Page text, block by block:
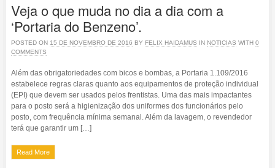
Veja o que muda no dia a dia com a
‘Portaria do Benzeno’.
POSTED ON 15 DE NOVEMBRO DE 2016 BY FELIX HAIDAMUS IN NOTICIAS WITH 0
COMMENTS
Além das obrigatoriedades com bicos e bombas, a Portaria 1.109/2016
estabelece regras claras quanto aos equipamentos de proteção individual
(EPI) que devem ser usados pelos frentistas. Uma das mais impactantes
para o posto será a higienização dos uniformes dos funcionários pelo
posto, com frequência mínima semanal. Além da lavagem, o revendedor
terá que garantir um […]
Read More